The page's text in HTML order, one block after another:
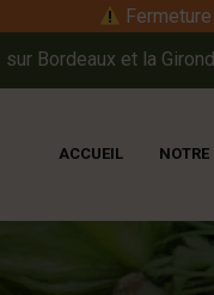
Bordeaux et la
ACCUEIL